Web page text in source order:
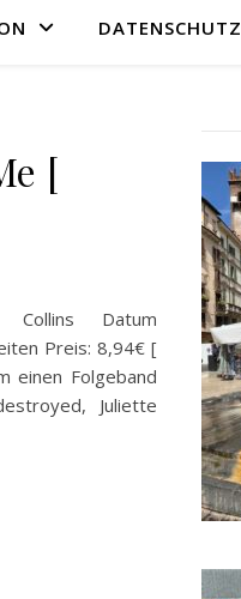
DATENSCHUTZ
[
Datum
Preis: 8,94€ [
einen Folgeband
Juliette